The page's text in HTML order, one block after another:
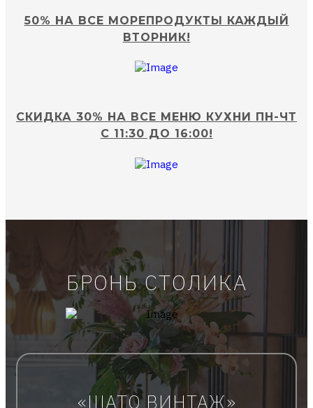
50% НА ВСЕ МОРЕПРОДУКТЫ КАЖДЫЙ
ВТОРНИК!
СКИДКА 30% НА ВСЕ МЕНЮ КУХНИ ПН-ЧТ
С 11:30 ДО 16:00!
БРОНЬ СТОЛИКА
«ШАТО ВИНТАЖ»